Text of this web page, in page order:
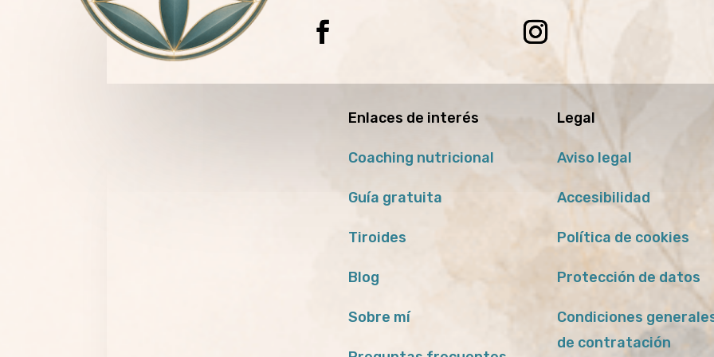
Enlaces de interés
Coaching nutricional
Guía gratuita
Tiroides
Blog
Sobre mí
Legal
Aviso legal
Accesibilidad
Política de cookies
Protección de datos
Condiciones
de contratación